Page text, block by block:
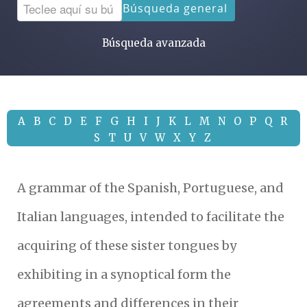
Búsqueda general
Búsqueda avanzada
A B C D E F G H I J K L M N O P Q
R
S
T U V W X Y Z
A grammar of the Spanish, Portuguese, and
Italian languages, intended to facilitate the
acquiring of these sister tongues by
exhibiting in a synoptical form the
agreements and differences in their